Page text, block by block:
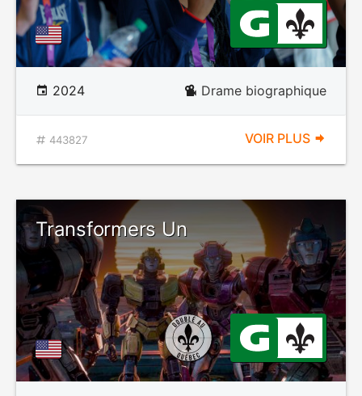
2024 Drame biographique
443827 VOIR PLUS
Transformers Un